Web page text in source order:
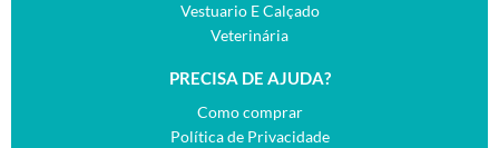
Vestuario E Calçado
Veterinária
PRECISA DE AJUDA?
Como comprar
Política de Privacidade